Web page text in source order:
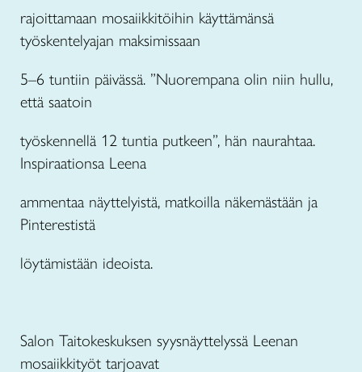
rajoittamaan mosaiikkitöihin käyttämänsä
työskentelyajan maksimissaan
5–6 tuntiin päivässä. ”Nuorempana olin niin hullu,
että saatoin
työskennellä 12 tuntia putkeen”, hän naurahtaa.
Inspiraationsa Leena
ammentaa näyttelyistä, matkoilla näkemästään ja
Pinterestistä
löytämistään ideoista.
Salon Taitokeskuksen syysnäyttelyssä Leenan
mosaiikkityöt tarjoavat